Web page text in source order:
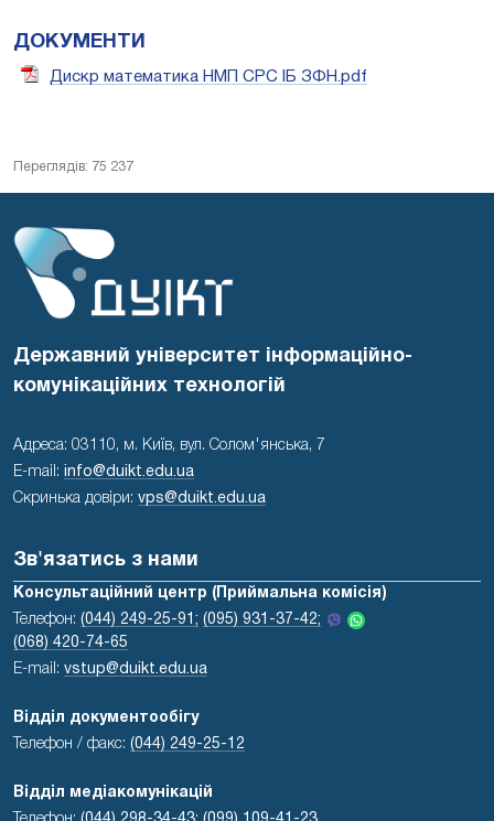
ДОКУМЕНТИ
Дискр математика НМП СРС ІБ ЗФН.pdf
Переглядів: 75 237
Державний університет інформаційно-
комунікаційних технологій
Адреса: 03110, м. Київ, вул. Солом'янська, 7
E-mail:
info@duikt.edu.ua
Скринька довіри: vps@duikt.edu.ua
Зв'язатись з нами
Консультаційний центр (Приймальна комісія)
Телефон: (044) 249-25-91; (095) 931-37-42;
(068) 420-74-65
E-mail: vstup@duikt.edu.ua
Відділ документообігу
Телефон / факс: (044) 249-25-12
Відділ медіакомунікацій